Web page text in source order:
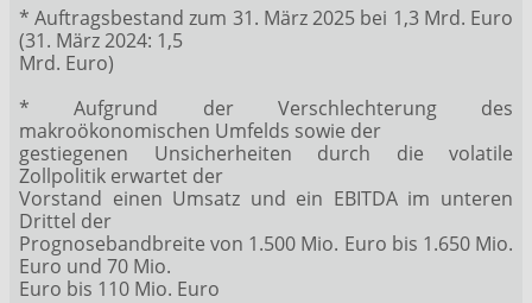
* Auftragsbestand zum 31. März 2025 bei 1,3 Mrd. Euro
(31. März 2024: 1,5
Mrd. Euro)
* Aufgrund der Verschlechterung des
makroökonomischen Umfelds sowie der
gestiegenen Unsicherheiten durch die volatile
Zollpolitik erwartet der
Vorstand einen Umsatz und ein EBITDA im unteren
Drittel der
Prognosebandbreite von 1.500 Mio. Euro bis 1.650 Mio.
Euro und 70 Mio.
Euro bis 110 Mio. Euro